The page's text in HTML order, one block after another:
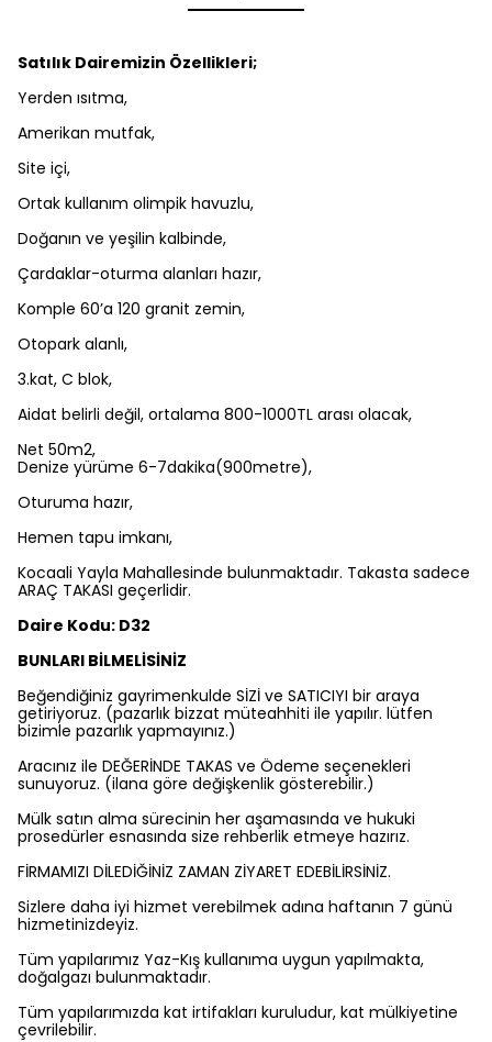
Satılık Dairemizin Özellikleri;
Yerden ısıtma,
Amerikan mutfak,
Site içi,
Ortak kullanım olimpik havuzlu,
Doğanın ve yeşilin kalbinde,
Çardaklar-oturma alanları hazır,
Komple 60’a 120 granit zemin,
Otopark alanlı,
3.kat, C blok,
Aidat belirli değil, ortalama 800-1000TL arası olacak,
Net 50m2,
Denize yürüme 6-7dakika(900metre),
Oturuma hazır,
Hemen tapu imkanı,
Kocaali Yayla Mahallesinde bulunmaktadır. Takasta sadece
ARAÇ TAKASI geçerlidir.
Daire Kodu: D32
BUNLARI BİLMELİSİNİZ
Beğendiğiniz gayrimenkulde SİZİ ve SATICIYI bir araya
getiriyoruz. (pazarlık bizzat müteahhiti ile yapılır. lütfen
bizimle pazarlık yapmayınız.)
Aracınız ile DEĞERİNDE TAKAS ve Ödeme seçenekleri
sunuyoruz. (ilana göre değişkenlik gösterebilir.)
Mülk satın alma sürecinin her aşamasında ve hukuki
prosedürler esnasında size rehberlik etmeye hazırız.
FİRMAMIZI DİLEDİĞİNİZ ZAMAN ZİYARET EDEBİLİRSİNİZ.
Sizlere daha iyi hizmet verebilmek adına haftanın 7 günü
hizmetinizdeyiz.
Tüm yapılarımız Yaz-Kış kullanıma uygun yapılmakta,
doğalgazı bulunmaktadır.
Tüm yapılarımızda kat irtifakları kuruludur, kat mülkiyetine
çevrilebilir.